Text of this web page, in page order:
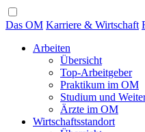
Das OM Karriere & Wirtschaft
Arbeiten
Übersicht
Top-Arbeitgeber
Praktikum im OM
Studium und
Ärzte im OM
Wirtschaftsstandort